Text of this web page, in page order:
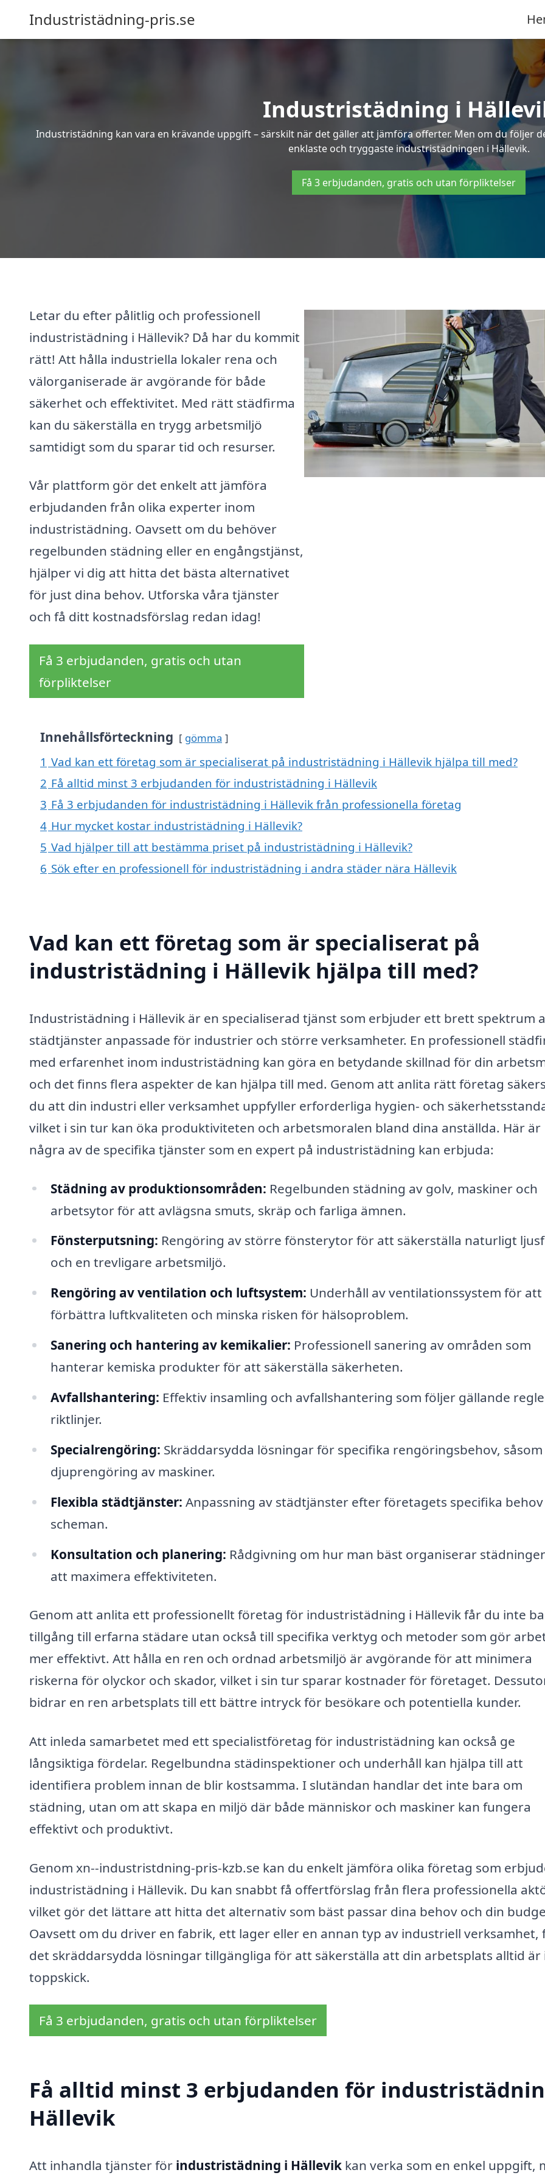
Industristädning-pris.se
Industristädning i
Industristädning kan vara en krävande uppgift – särskilt när det gäller att jämföra offerter. Men om du följer
enklaste och tryggaste industristädningen i Hällevik.
Få 3 erbjudanden, gratis och utan förpliktelser
Letar du efter pålitlig och professionell
industristädning i Hällevik? Då har du kommit
rätt! Att hålla industriella lokaler rena och
välorganiserade är avgörande för både
säkerhet och effektivitet. Med rätt städfirma
kan du säkerställa en trygg arbetsmiljö
samtidigt som du sparar tid och resurser.
Vår plattform gör det enkelt att jämföra
erbjudanden från olika experter inom
industristädning. Oavsett om du behöver
regelbunden städning eller en engångstjänst,
hjälper vi dig att hitta det bästa alternativet
för just dina behov. Utforska våra tjänster
och få ditt kostnadsförslag redan idag!
Få 3 erbjudanden, gratis och utan
förpliktelser
Innehållsförteckning gömma
1 Vad kan ett företag som är specialiserat på industristädning i Hällevik hjälpa till med?
2 Få alltid minst 3 erbjudanden för industristädning i Hällevik
3 Få 3 erbjudanden för industristädning i Hällevik från professionella företag
4 Hur mycket kostar industristädning i Hällevik?
5 Vad hjälper till att bestämma priset på industristädning i Hällevik?
6 Sök efter en professionell för industristädning i andra städer nära Hällevik
Vad kan ett företag som är specialiserat på
industristädning i Hällevik hjälpa till med?
Industristädning i Hällevik är en specialiserad tjänst som erbjuder ett brett spektrum
städtjänster anpassade för industrier och större verksamheter. En professionell
med erfarenhet inom industristädning kan göra en betydande skillnad för din
och det finns flera aspekter de kan hjälpa till med. Genom att anlita rätt företag
du att din industri eller verksamhet uppfyller erforderliga hygien- och
vilket i sin tur kan öka produktiviteten och arbetsmoralen bland dina anställda. Här är
några av de specifika tjänster som en expert på industristädning kan erbjuda:
Städning av produktionsområden: Regelbunden städning av golv, maskiner och
arbetsytor för att avlägsna smuts, skräp och farliga ämnen.
Fönsterputsning: Rengöring av större fönsterytor för att säkerställa naturligt
och en trevligare arbetsmiljö.
Rengöring av ventilation och luftsystem: Underhåll av ventilationssystem för att
förbättra luftkvaliteten och minska risken för hälsoproblem.
Sanering och hantering av kemikalier: Professionell sanering av områden som
hanterar kemiska produkter för att säkerställa säkerheten.
Avfallshantering: Effektiv insamling och avfallshantering som följer gällande
riktlinjer.
Specialrengöring: Skräddarsydda lösningar för specifika rengöringsbehov, såsom
djuprengöring av maskiner.
Flexibla städtjänster: Anpassning av städtjänster efter företagets specifika
scheman.
Konsultation och planering: Rådgivning om hur man bäst organiserar
att maximera effektiviteten.
Genom att anlita ett professionellt företag för industristädning i Hällevik får du inte
tillgång till erfarna städare utan också till specifika verktyg och metoder som gör
mer effektivt. Att hålla en ren och ordnad arbetsmiljö är avgörande för att minimera
riskerna för olyckor och skador, vilket i sin tur sparar kostnader för företaget.
bidrar en ren arbetsplats till ett bättre intryck för besökare och potentiella kunder.
Att inleda samarbetet med ett specialistföretag för industristädning kan också ge
långsiktiga fördelar. Regelbundna städinspektioner och underhåll kan hjälpa till att
identifiera problem innan de blir kostsamma. I slutändan handlar det inte bara om
städning, utan om att skapa en miljö där både människor och maskiner kan fungera
effektivt och produktivt.
Genom xn--industristdning-pris-kzb.se kan du enkelt jämföra olika företag som
industristädning i Hällevik. Du kan snabbt få offertförslag från flera professionella
vilket gör det lättare att hitta det alternativ som bäst passar dina behov och din
Oavsett om du driver en fabrik, ett lager eller en annan typ av industriell verksamhet,
det skräddarsydda lösningar tillgängliga för att säkerställa att din arbetsplats alltid är
toppskick.
Få 3 erbjudanden, gratis och utan förpliktelser
Få alltid minst 3 erbjudanden för
Hällevik
Att inhandla tjänster för industristädning i Hällevik kan verka som en enkel uppgift,